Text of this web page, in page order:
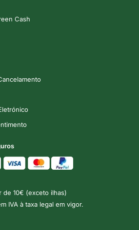
Cash
de 10€ (exceto ilhas)
IVA à taxa legal em vigor.